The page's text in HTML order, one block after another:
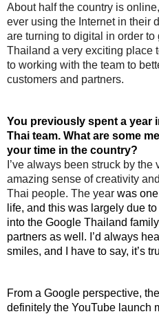
About half the country is
ever using the Internet in their
are turning to digital in order
Thailand a very exciting place
to working with the team to
customers and partners.
You previously spent a year
Thai team. What are some
your time in the country?
I’ve always been struck by
amazing sense of creativity
Thai people. The year was
life, and this was largely due
into the Google Thailand
partners as well. I’d always
smiles, and I have to say, it’s
From a Google perspective,
definitely the YouTube launch